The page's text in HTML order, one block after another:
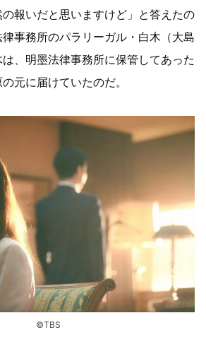
の報いだと思いますけど」と答えたの
事務所のパラリーガル・白木（大島
、明墨法律事務所に保管してあった
元に届けていたのだ。
©TBS